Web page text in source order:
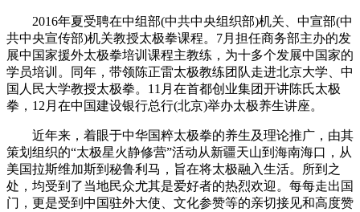
2016年夏受聘在中组部(中共中央组织部)机关、中宣部(中
共中央宣传部)机关教授太极拳课程。7月担任商务部主办的发
展中国家援外太极拳培训课程主教练，为十多个发展中国家的
学员培训。同年，带领陈正雷太极教练团队走进北京大学、中
国人民大学教授太极拳。11月在首都创业集团开讲陈氏太极
拳，12月在中国建设银行总行(北京)举办太极养生讲座。
近年来，着眼于中华国粹太极拳的养生及理论推广，由其
策划组织的“太极星火静修营”活动从新疆天山到海南海口，从
美国拉斯维加斯到秘鲁利马，旨在将太极融入生活。所到之
处，均受到了当地民众尤其是爱好者的热烈欢迎。每每走出国
门，更是受到中国驻外大使、文化参赞等的亲切接见和高度赞